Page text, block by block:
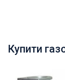
Купити